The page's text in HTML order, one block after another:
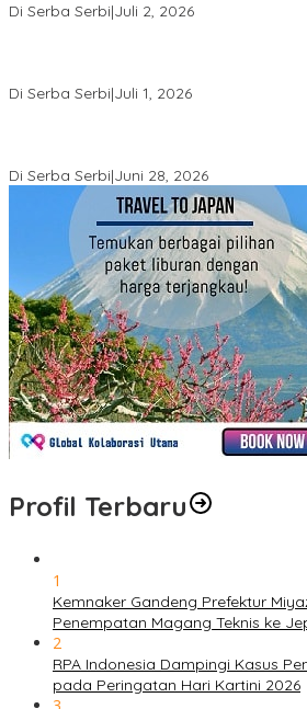
Di Serba Serbi|Juli 2, 2026
Di Serba Serbi|Juli 1, 2026
Di Serba Serbi|Juni 28, 2026
Profil Terbaru
1
Kemnaker Gandeng Prefektur
Penempatan Magang Teknis ke
2
RPA Indonesia Dampingi Kasus
pada Peringatan Hari Kartini 2026